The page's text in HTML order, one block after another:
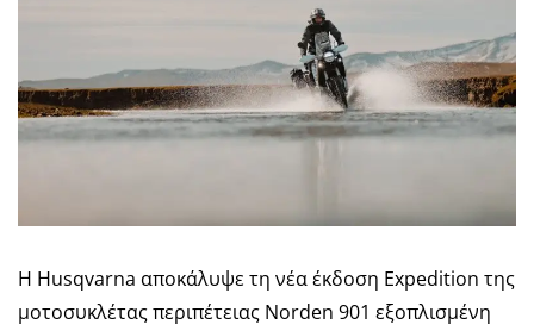
Η Husqvarna αποκάλυψε τη νέα έκδοση Expedition της
μοτοσυκλέτας περιπέτειας Norden 901 εξοπλισμένη